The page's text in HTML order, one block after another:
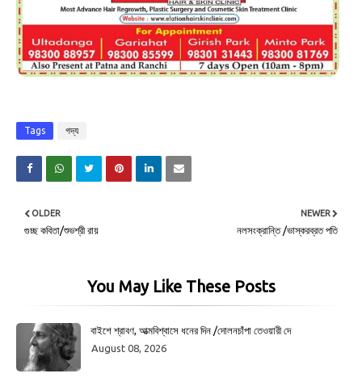
Tags গদ্য
NEWER
নলসংক্রান্তি /ভাস্করব্রত পতি
OLDER
গুচ্ছ কবিতা/শুভশ্রী রায়
You May Like These Posts
বাইশে শ্রাবণ, আত্মবিশ্বাসে ধনের দিন /দোলনচাঁপা তেওয়ারী দে
August 08, 2026